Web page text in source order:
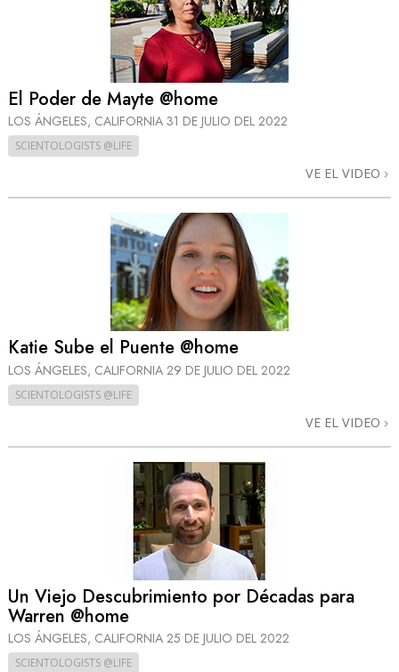
El Poder de Mayte @home
LOS ÁNGELES, CALIFORNIA 31 DE JULIO DEL 2022
SCIENTOLOGISTS @LIFE
VE EL VIDEO
Katie Sube el Puente @home
LOS ÁNGELES, CALIFORNIA 29 DE JULIO DEL 2022
SCIENTOLOGISTS @LIFE
VE EL VIDEO
Un Viejo Descubrimiento por Décadas para
Warren @home
LOS ÁNGELES, CALIFORNIA 25 DE JULIO DEL 2022
SCIENTOLOGISTS @LIFE